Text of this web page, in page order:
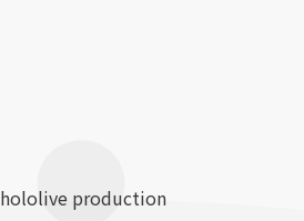
hololive production